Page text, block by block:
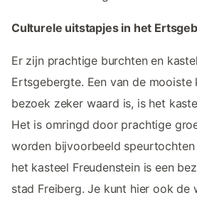
Culturele uitstapjes in het
Er zijn prachtige burchten en
Ertsgebergte. Een van de mooiste
bezoek zeker waard is, is het
Het is omringd door prachtige
worden bijvoorbeeld
het kasteel Freudenstein is een
stad Freiberg. Je kunt hier ook de